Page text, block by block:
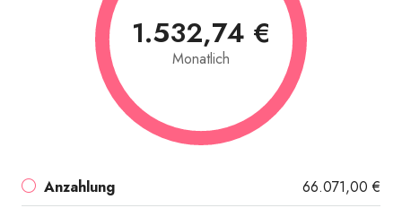
1.532,74 €
Monatlich
Anzahlung
66.071,00 €